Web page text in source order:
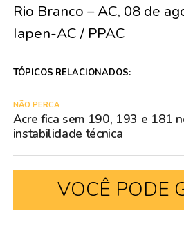
Rio Branco – AC, 08 de
Iapen-AC / PPAC
TÓPICOS RELACIONADOS:
NÃO PERCA
Acre fica sem 190, 193 e 181
instabilidade técnica
VOCÊ PODE